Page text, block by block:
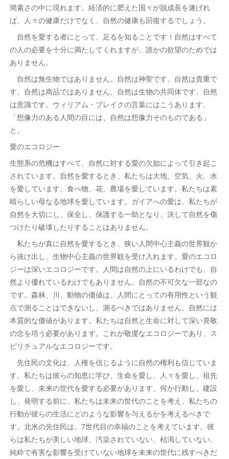
簡素さの中に現れます。経済的に肥えた国々が脱成長を遂げれ
ば、人々の健康だけでなく、自然の健康も回復するでしょう。
自然を愛する者にとって、足るを知ることです！自然はすべて
の人の必要を十分に満たしてくれますが、誰かの欲望のためでは
ありません。
自然は無生物ではありません。自然は神聖です。自然は貴重で
す。自然は商品ではありません。自然は生物の共同体です。自然
は意識です。ウィリアム・ブレイクの言葉にはこうあります、
「想像力のある人間の目には、自然は想像力そのものである」
と。
愛のエコロジー
生態系の危機はすべて、自然に対する愛の欠如によって引き起こ
されています。自然を愛するとき、私たちは大地、空気、火、水
を愛しています。食べ物、花、農場を愛しています。私たちは素
晴らしい母なる地球を愛しています。ガイアへの愛は、私たちが
自然を大切にし、保全し、保護する一助となり、決して自然を傷
つけたり破壊したりすることはありません。
私たちが真に自然を愛するとき、狭い人間中心主義の世界観か
ら抜け出し、生物中心主義の世界観を受け入れます。愛のエコロ
ジーは深いエコロジーです。人間は自然の上にいるわけでも、自
然より優れているわけでもありません。自然の不可欠な一部なの
です。森林、川、動物の価値は、人間にとっての有用性という観
点で測ることはできないし、測るべきではありません。自然には
本質的な価値があります。私たちは自然と生命に対して深い畏敬
の念を培う必要があります。これが敬虔なエコロジーであり、ス
ピリチュアルなエコロジーです。
先住民の文化は、人権を信じるように自然の権利も信じていま
す。私たちは彼らの知恵に学び、生命を愛し、人々を愛し、祖先
を愛し、未来の世代を愛する必要があります。何か行動し、建設
し、発明する前に、私たちは未来の世代のことを考え、私たちの
行動が彼らの生活にどのような影響を与えるかを考えるべきで
す。北米の先住民は、7世代目の幸福のことを考えています。彼
らは私たちが美しい地球、汚染されていない、枯渇していない、
純粋で有害な影響を受けていない地球を未来の世代に残すべきだ